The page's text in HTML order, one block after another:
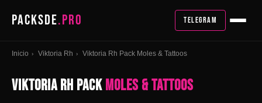
PACKSDE.PRO TELEGRAM
Inicio › Viktoria Rh › Viktoria Rh Pack Moles & Tattoos
VIKTORIA RH PACKMOLES & TATTOOS